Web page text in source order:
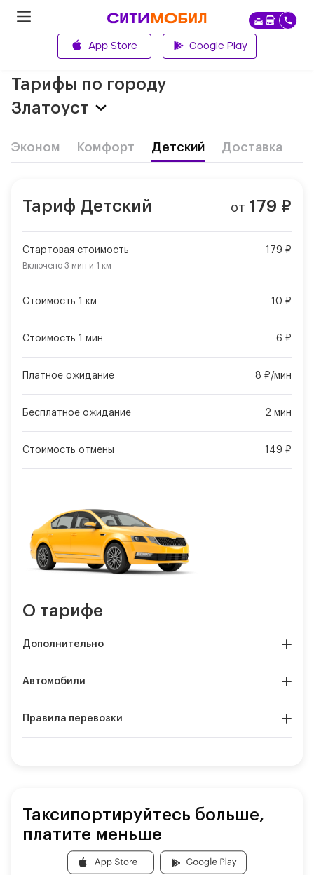
App Store Google Play
Тарифы по городу
Златоуст
Эконом Комфорт Детский Доставка
Тариф Детский от 179 ₽
Стартовая стоимость 179 ₽
Включено 3 мин и 1 км
Стоимость 1 км 10 ₽
Стоимость 1 мин 6 ₽
Платное ожидание 8 ₽/мин
Бесплатное ожидание 2 мин
Стоимость отмены 149 ₽
О тарифе
Дополнительно
Автомобили
Правила перевозки
Таксипортируйтесь больше,
платите меньше